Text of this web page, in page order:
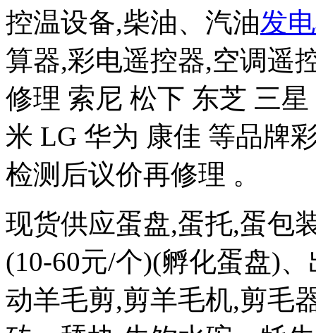
控温设备,柴油、汽油发
算器,彩电遥控器,空调遥
修理 索尼 松下 东芝 三
米 LG 华为 康佳 等品牌
检测后议价再修理 。
现货供应蛋盘,蛋托,蛋包
(10-60元/个)(孵化蛋盘)
动羊毛剪,剪羊毛机,剪毛